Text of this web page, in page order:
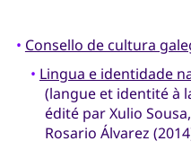
• Consello de cultura
• Lingua e identidade
(langue et identité à
édité par Xulio
Rosario Álvarez